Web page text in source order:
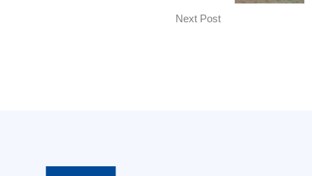
Next Post